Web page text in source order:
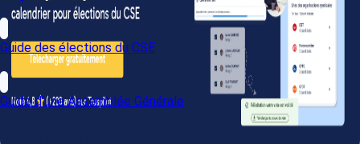
Guide des élections du CSE
Guide d'une Assemblée Générale